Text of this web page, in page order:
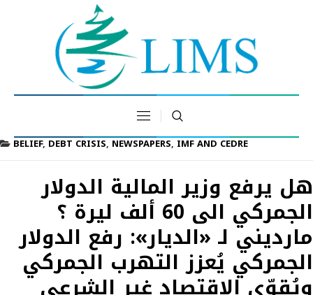
BELIEF,DEBT CRISIS,NEWSPAPERS,IMF AND CEDRE
هل يرفع وزير المالية الدولار
الجمركي الى 60 ألف ليرة ؟
مارديني لـ «الديار»: رفع الدولار
الجمركي يُعزز التهرب الجمركي
ويُقوّي الاقتصاد غير الشرعي